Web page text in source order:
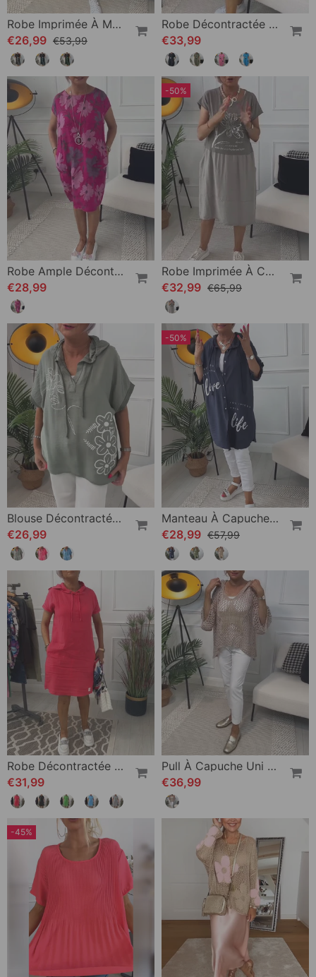
Robe Imprimée À Manches Courtes Et Col Rond
€26,99 €53,99
Robe Décontractée À Manches Courtes Et Imprimé Lettre Simple
€33,99
Robe Ample Décontractée À Imprimé Floral Et Poches À Manches Courtes
€28,99
-50%
Robe Imprimée À Col Rond Et Manches Courtes
€32,99 €65,99
Blouse Décontractée À Capuche Et Manches Courtes À Imprimé Floral
€26,99
-50%
Manteau À Capuche Boutonné Imprimé Lettre
€28,99 €57,99
Robe Décontractée À Capuche Et Manches Courtes
€31,99
Pull À Capuche Uni À Découpes Étoiles
€36,99
-45%